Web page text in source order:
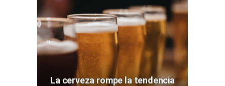
La cerveza rompe la tendencia